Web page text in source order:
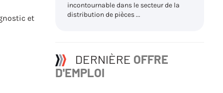
incontournable dans le secteur de la
distribution de pièces ...
DERNIÈRE OFFRE
D'EMPLOI
et